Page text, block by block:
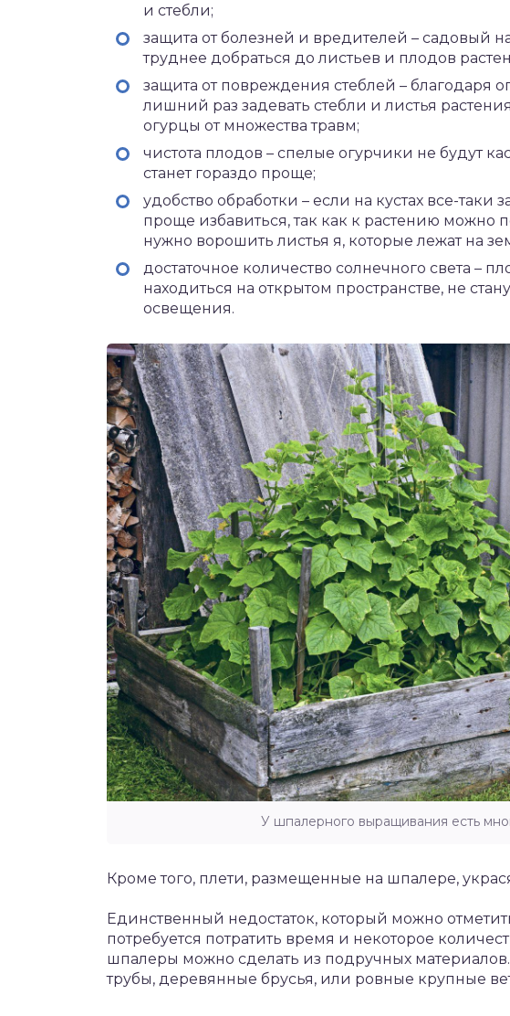
и стебли;
защита от болезней и вредителей – садовый
труднее добраться до листьев и плодов
защита от повреждения стеблей – благодаря
лишний раз задевать стебли и листья
огурцы от множества травм;
чистота плодов – спелые огурчики не будут
станет гораздо проще;
удобство обработки – если на кустах все-таки
проще избавиться, так как к растению можно
нужно ворошить листья я, которые лежат на
достаточное количество солнечного света –
находиться на открытом пространстве, не
освещения.
У шпалерного выращивания есть
Кроме того, плети, размещенные на шпалере,
Единственный недостаток, который можно
потребуется потратить время и некоторое
шпалеры можно сделать из подручных
трубы, деревянные брусья, или ровные крупные